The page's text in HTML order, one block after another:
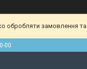
замовлення та
00